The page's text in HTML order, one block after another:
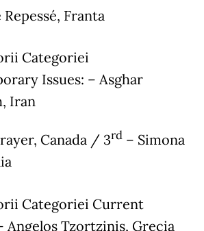
Franta
Categoriei
Issues: – Asghar
Iran
Canada / 3rd – Simona
Categoriei Current
Angelos Tzortzinis, Grecia